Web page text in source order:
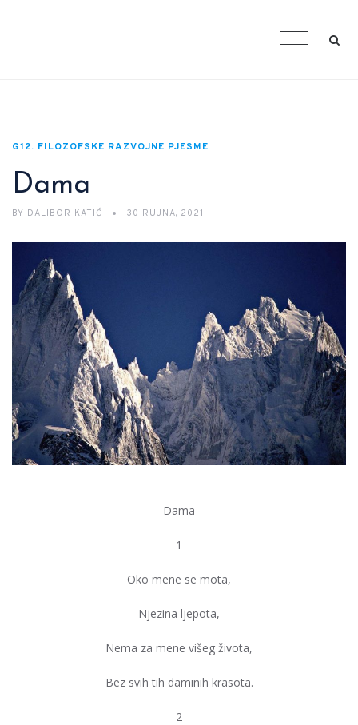
G12. FILOZOFSKE RAZVOJNE PJESME
Dama
BY DALIBOR KATIĆ 30 RUJNA, 2021
Dama
1
Oko mene se mota,
Njezina ljepota,
Nema za mene višeg života,
Bez svih tih daminih krasota.
2